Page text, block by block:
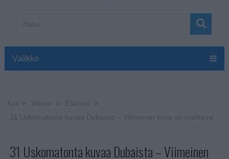
Valikko
31 Uskomatonta kuvaa Dubaista – Viimeinen